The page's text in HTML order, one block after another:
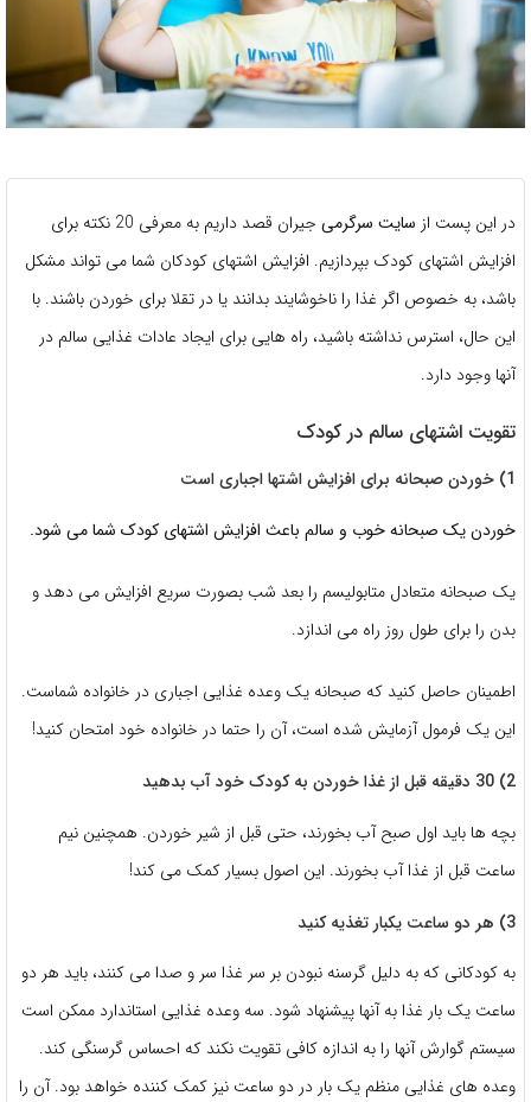
در این پست از سایت سرگرمی
جیران قصد داریم به معرفی 20 نکته برای
افزایش اشتهای کودک بپردازیم. افزایش اشتهای کودکان شما می تواند مشکل
باشد، به خصوص اگر غذا را ناخوشایند بدانند یا در تقلا برای خوردن باشند. با
این حال، استرس نداشته باشید، راه هایی برای ایجاد عادات غذایی سالم در
آنها وجود دارد.
تقویت اشتهای سالم در کودک
1) خوردن صبحانه برای افزایش اشتها اجباری است
خوردن یک صبحانه خوب و سالم باعث افزایش اشتهای کودک شما می شود.
یک صبحانه متعادل متابولیسم را بعد شب بصورت سریع افزایش می دهد و
بدن را برای طول روز راه می اندازد.
اطمینان حاصل کنید که صبحانه یک وعده غذایی اجباری در خانواده شماست.
این یک فرمول آزمایش شده است، آن را حتما در خانواده خود امتحان کنید!
2) 30 دقیقه قبل از غذا خوردن به کودک خود آب بدهید
بچه ها باید اول صبح آب بخورند، حتی قبل از شیر خوردن. همچنین نیم
ساعت قبل از غذا آب بخورند. این اصول بسیار کمک می کند!
3) هر دو ساعت یکبار تغذیه کنید
به کودکانی که به دلیل گرسنه نبودن بر سر غذا سر و صدا می کنند، باید هر دو
ساعت یک بار غذا به آنها پیشنهاد شود. سه وعده غذایی استاندارد ممکن است
سیستم گوارش آنها را به اندازه کافی تقویت نکند که احساس گرسنگی کند.
وعده های غذایی منظم یک بار در دو ساعت نیز کمک کننده خواهد بود. آن را